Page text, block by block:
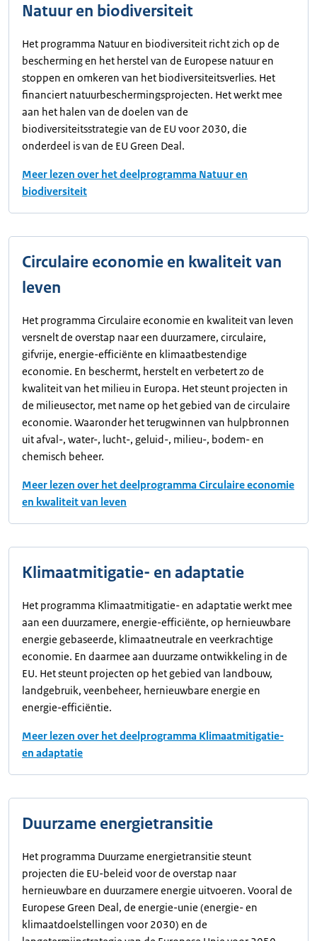
Natuur en biodiversiteit
Het programma Natuur en biodiversiteit richt zich op de
bescherming en het herstel van de Europese natuur en
stoppen en omkeren van het biodiversiteitsverlies. Het
financiert natuurbeschermingsprojecten. Het werkt mee
aan het halen van de doelen van de
biodiversiteitsstrategie van de EU voor 2030, die
onderdeel is van de EU Green Deal.
Meer lezen over het deelprogramma Natuur en
biodiversiteit
Circulaire economie en kwaliteit van
leven
Het programma Circulaire economie en kwaliteit van leven
versnelt de overstap naar een duurzamere, circulaire,
gifvrije, energie-efficiënte en klimaatbestendige
economie. En beschermt, herstelt en verbetert zo de
kwaliteit van het milieu in Europa. Het steunt projecten in
de milieusector, met name op het gebied van de circulaire
economie. Waaronder het terugwinnen van hulpbronnen
uit afval-, water-, lucht-, geluid-, milieu-, bodem- en
chemisch beheer.
Meer lezen over het deelprogramma Circulaire economie
en kwaliteit van leven
Klimaatmitigatie- en adaptatie
Het programma Klimaatmitigatie- en adaptatie werkt mee
aan een duurzamere, energie-efficiënte, op hernieuwbare
energie gebaseerde, klimaatneutrale en veerkrachtige
economie. En daarmee aan duurzame ontwikkeling in de
EU. Het steunt projecten op het gebied van landbouw,
landgebruik, veenbeheer, hernieuwbare energie en
energie-efficiëntie.
Meer lezen over het deelprogramma Klimaatmitigatie-
en adaptatie
Duurzame energietransitie
Het programma Duurzame energietransitie steunt
projecten die EU-beleid voor de overstap naar
hernieuwbare en duurzamere energie uitvoeren. Vooral de
Europese Green Deal, de energie-unie (energie- en
klimaatdoelstellingen voor 2030) en de